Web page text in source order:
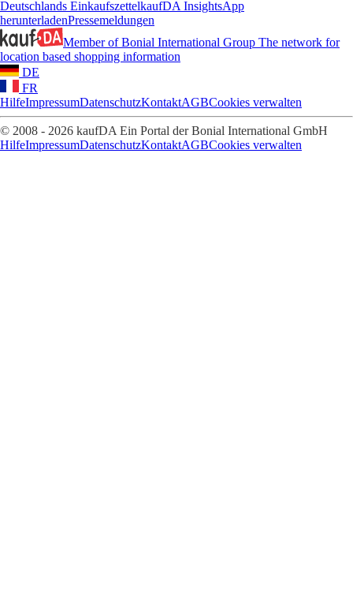
Deutschlands EinkaufszettelkaufDA InsightsApp
herunterladenPressemeldungen
Member of Bonial International Group The network for
location based shopping information
DE
FR
HilfeImpressumDatenschutzKontaktAGBCookies verwalten
© 2008 - 2026 kaufDA Ein Portal der Bonial International GmbH
HilfeImpressumDatenschutzKontaktAGBCookies verwalten